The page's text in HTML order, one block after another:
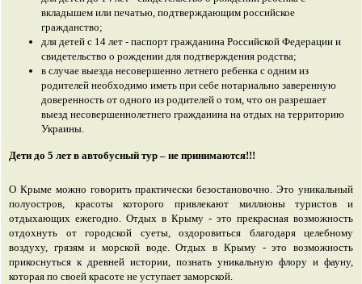
вкладышем или печатью, подтверждающим российское
гражданство;
для детей с 14 лет - паспорт гражданина Российской Федерации и
свидетельство о рождении для подтверждения родства;
в случае выезда несовершенно летнего ребенка с одним из
родителей необходимо иметь при себе нотариально заверенную
доверенность от одного из родителей о том, что он разрешает
выезд несовершеннолетнего гражданина на отдых на территорию
Украины.
Дети до 5 лет в автобусный тур – не принимаются!!!
О Крыме можно говорить практически безостановочно. Это уникальный
полуостров, красоты которого привлекают миллионы туристов и
отдыхающих ежегодно. Отдых в Крыму - это прекрасная возможность
отдохнуть от городской суеты, оздоровиться благодаря целебному
воздуху, грязям и морской воде. Отдых в Крыму - это возможность
прикоснуться к древней истории, познать уникальную флору и фауну,
которая по своей красоте не уступает заморской.